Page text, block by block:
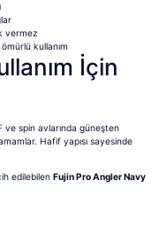
vermez
kullanım
İçin
ve spin avlarında güneşten
Hafif yapısı sayesinde
edilebilen Fujin Pro Angler Navy